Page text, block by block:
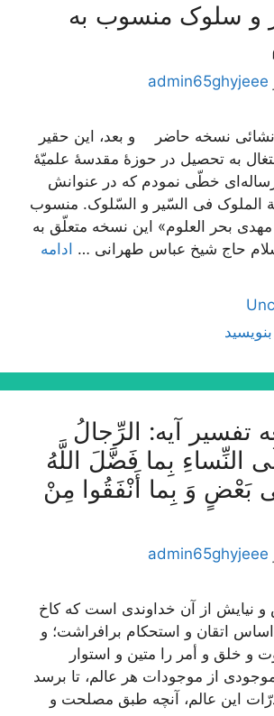
و سلوک منسوب به
admin65ghyjeee
نسخه حاضر و بعد، این حقیر
به تحصیل در حوزۀ مقدسۀ علمیّۀ
خطّى نمودم که در عنوانش
الملوک فی السّیر و السّلوک. منسوب
مهدى بحر العلوم» این نسخه متعلّق به
حاج شیخ عباس طهرانى … ادامه
تفسیر آیه: الرِّجالُ
النِّساءِ بِما فَضَّلَ اللَّهُ
بَعْضٍ وَ بِما أَنْفَقُوا مِنْ
admin65ghyjeee
نیایش از آن خداوندى است كه كاخ
اساس اتقان و استحكام برافراشت؛ و
و خلق و أمر را متین و استوار
موجودى از موجودات هر عالم، تا برسد
این عالم، آنچه طبق مصلحت و